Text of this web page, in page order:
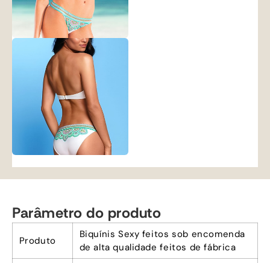
Parâmetro do produto
Produto
Biquínis Sexy feitos sob encomenda
de alta qualidade feitos de fábrica